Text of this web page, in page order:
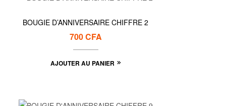
BOUGIE D’ANNIVERSAIRE CHIFFRE 2
700CFA
AJOUTER AU PANIER